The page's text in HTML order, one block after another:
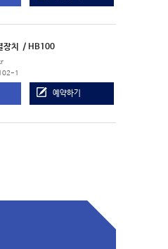
치 / HB100
1
예약하기